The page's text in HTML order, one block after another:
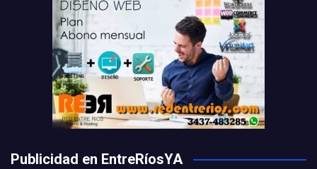
Publicidad en EntreRíosYA